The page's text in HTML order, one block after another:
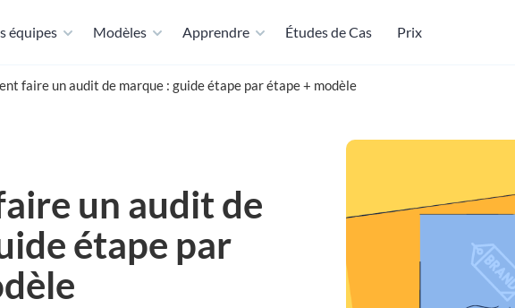
équipes Modèles Apprendre Études de Cas Prix
faire un audit de marque : guide étape par étape + modèle
un audit de
étape par